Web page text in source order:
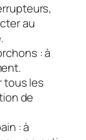
au
: à
tous les
de
: à